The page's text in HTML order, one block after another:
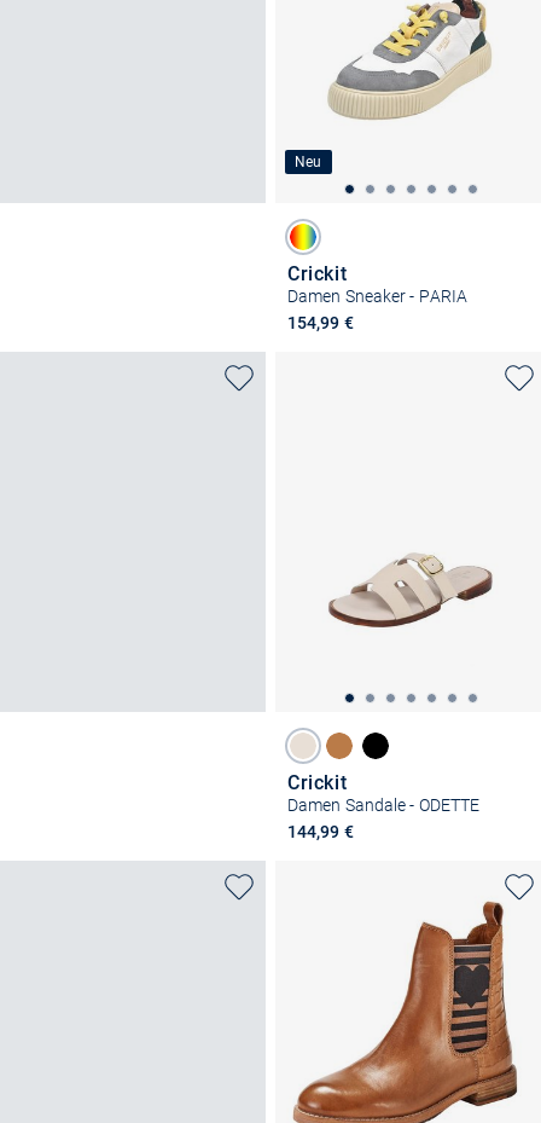
Neu
Crickit
Damen Sneaker - PARIA
154,99 €
Crickit
Damen Sandale - ODETTE
144,99 €